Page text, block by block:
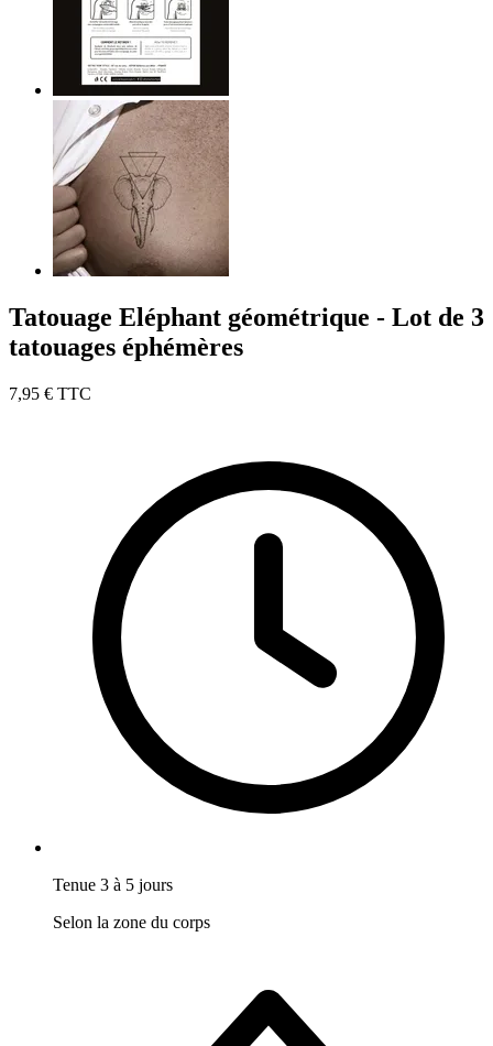
Tatouage Eléphant géométrique - Lot de 3
tatouages éphémères
7,95 € TTC
Tenue 3 à 5 jours
Selon la zone du corps